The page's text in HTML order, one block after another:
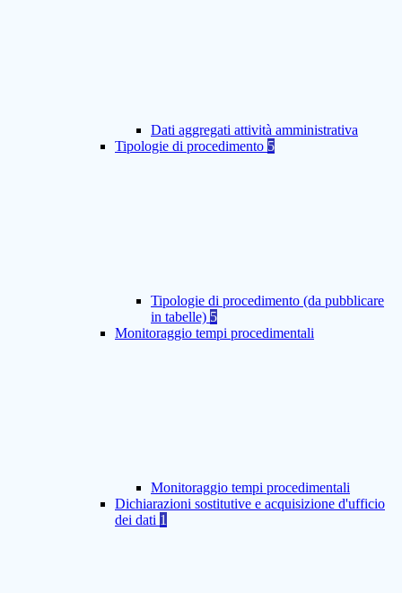
Dati aggregati attività amministrativa
Tipologie di procedimento 5
Tipologie di procedimento (da pubblicare
in tabelle) 5
Monitoraggio tempi procedimentali
Monitoraggio tempi procedimentali
Dichiarazioni sostitutive e acquisizione d'ufficio
dei dati 1